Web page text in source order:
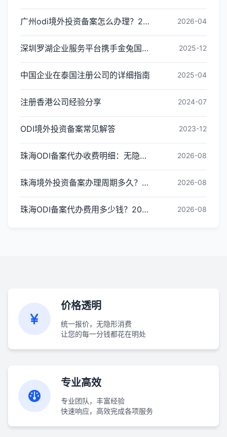
广州odi境外投资备案怎么办理？2026年最新流程详解 2026-04
深圳罗湖企业服务平台携手金兔国际ODI备案专家,共建跨境出海全链条服务新生态 2025-12
中国企业在泰国注册公司的详细指南 2025-04
注册香港公司经验分享 2024-07
ODI境外投资备案常见解答 2023-12
珠海ODI备案代办收费明细：无隐形消费更透明 2026-08
珠海境外投资备案办理周期多久？ODI备案下证时间 2026-08
珠海ODI备案代办费用多少钱？2026最新收费标准 2026-08
价格透明
统一报价，无隐形消费
让您的每一分钱都花在明处
专业高效
专业团队，丰富经验
快速响应，高效完成各项服务